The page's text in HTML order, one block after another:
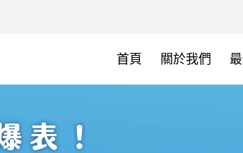
首頁 關於我們